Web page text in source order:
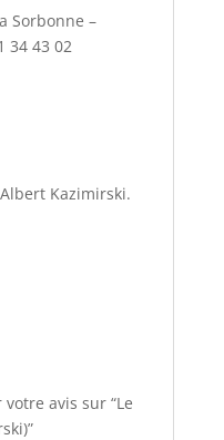
Sorbonne –
34 43 02
Kazimirski.
avis sur “Le